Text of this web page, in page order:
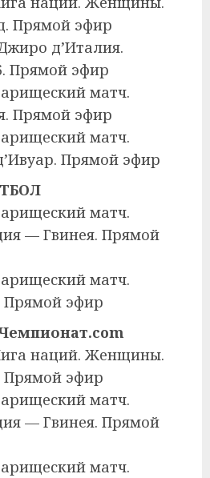
Прямой эфир
д’Италия.
Прямой эфир
матч.
Прямой эфир
матч.
Прямой эфир
матч.
— Гвинея. Прямой
матч.
эфир
наций. Женщины.
эфир
матч.
— Гвинея. Прямой
матч.